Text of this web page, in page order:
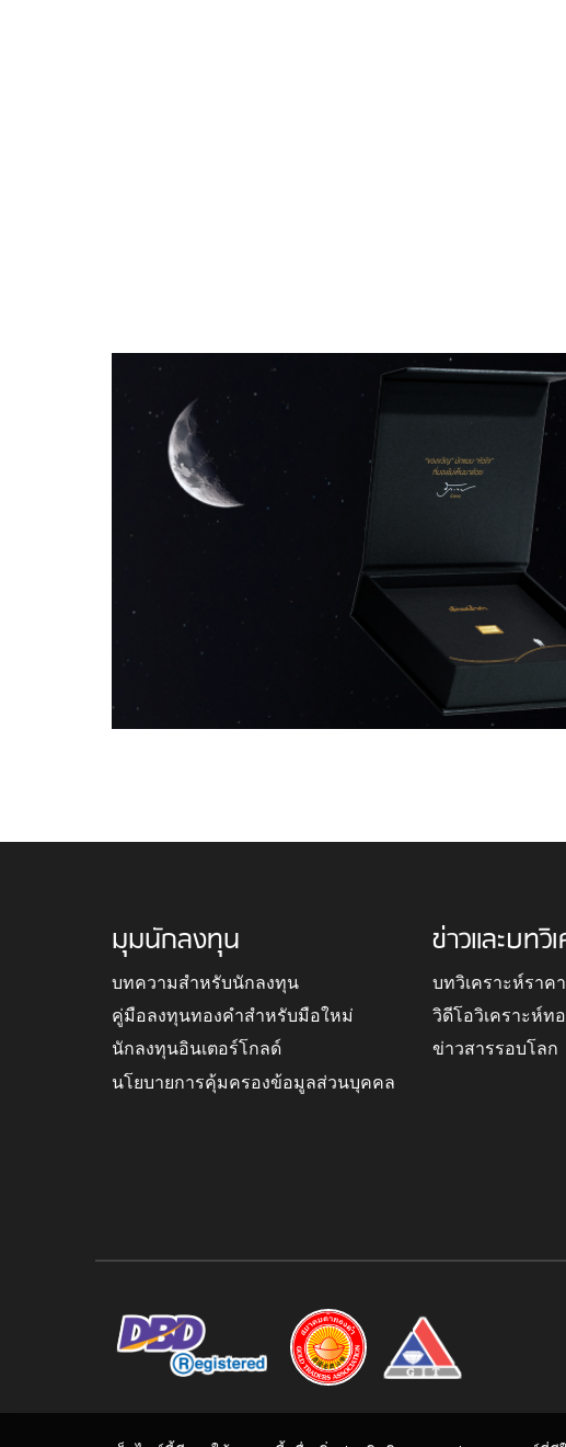
มุมนักลงทุน
บทความสำหรับนักลงทุน
คู่มือลงทุนทองคำสำหรับมือใหม่
นักลงทุนอินเตอร์โกลด์
นโยบายการคุ้มครองข้อมูลส่วนบุคคล
ข่าวและบทวิ
บทวิเคราะห์ราค
วิดีโอวิเคราะห์ท
ข่าวสารรอบโลก